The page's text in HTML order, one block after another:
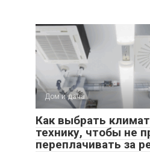
Дом и дача
Как выбрать
технику, чтобы не
переплачивать за